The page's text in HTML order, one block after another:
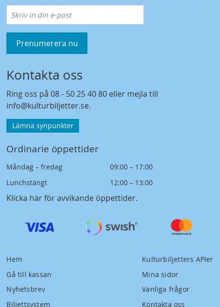
Prenumerera nu
Kontakta oss
Ring oss på08 - 50 25 40 80 eller mejla till
info@kulturbiljetter.se.
Lämna synpunkter
Ordinarie öppettider
Måndag – fredag
09:00 – 17:00
Lunchstängt
12:00 – 13:00
Klicka här för avvikande öppettider.
Hem
Gå till kassan
Nyhetsbrev
Biljettsystem
Kulturbiljetters APIer
Mina sidor
Vanliga frågor
Kontakta oss